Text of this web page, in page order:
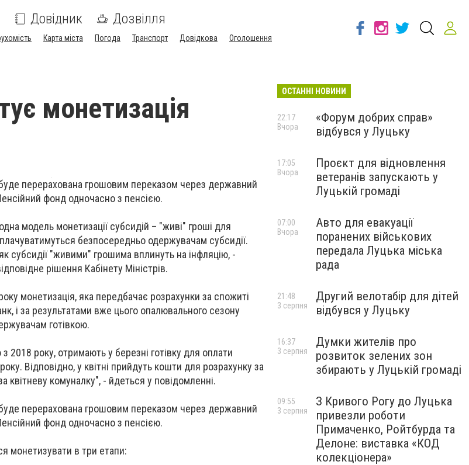
Довідник Дозвілля
Карта міста Погода Транспорт Довідкова Оголошення
монетизація
перерахована грошовим переказом через державний
фонд одночасно з пенсією.
модель монетизації субсидій – "живі" гроші для
безпосередньо одержувачам субсидії.
субсидії "живими" грошима вплинуть на інфляцію, -
рішення Кабінету Міністрів.
монетизація, яка передбачає розрахунки за спожиті
і за результатами вже цього опалювального сезону
готівкою.
2018 року, отримають у березні готівку для оплати
Відповідно, у квітні прийдуть кошти для розрахунку за
квітневу комуналку", - йдеться у повідомленні.
перерахована грошовим переказом через державний
фонд одночасно з пенсією.
монетизувати в три етапи:
ОСТАННІ НОВИНИ
«Форум добрих справ»
відбувся у Луцьку
22:17
Вчора
Проєкт для відновлення
ветеранів запускають у
Луцькій громаді
17:05
Вчора
Авто для евакуації
поранених військових
передала Луцька міська
рада
07:00
Вчора
Другий велотабір для дітей
відбувся у Луцьку
21:48
3 серпня
Думки жителів про
розвиток зелених зон
збирають у Луцькій громаді
16:37
3 серпня
З Кривого Рогу до Луцька
привезли роботи
Примаченко, Ройтбурда та
Делоне: виставка «КОД
колекціонера»
09:55
3 серпня